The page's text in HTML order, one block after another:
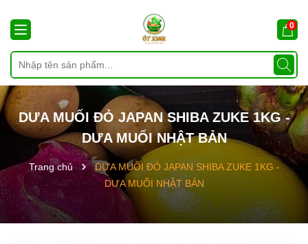
0
DƯA MUỐI ĐỎ JAPAN SHIBA ZUKE 1KG -
DƯA MUỐI NHẬT BẢN
Trang chủ
DƯA MUỐI ĐỎ JAPAN SHIBA ZUKE 1KG -
DƯA MUỐI NHẬT BẢN